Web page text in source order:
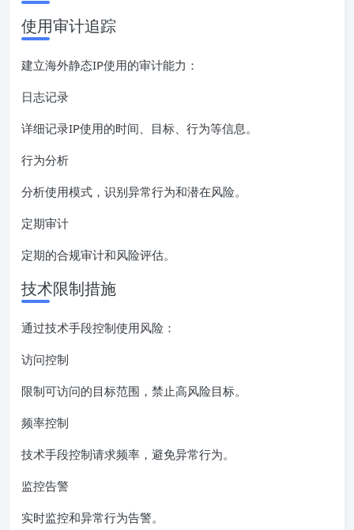
使用审计追踪
建立海外静态IP使用的审计能力：
日志记录
详细记录IP使用的时间、目标、行为等信息。
行为分析
分析使用模式，识别异常行为和潜在风险。
定期审计
定期的合规审计和风险评估。
技术限制措施
通过技术手段控制使用风险：
访问控制
限制可访问的目标范围，禁止高风险目标。
频率控制
技术手段控制请求频率，避免异常行为。
监控告警
实时监控和异常行为告警。